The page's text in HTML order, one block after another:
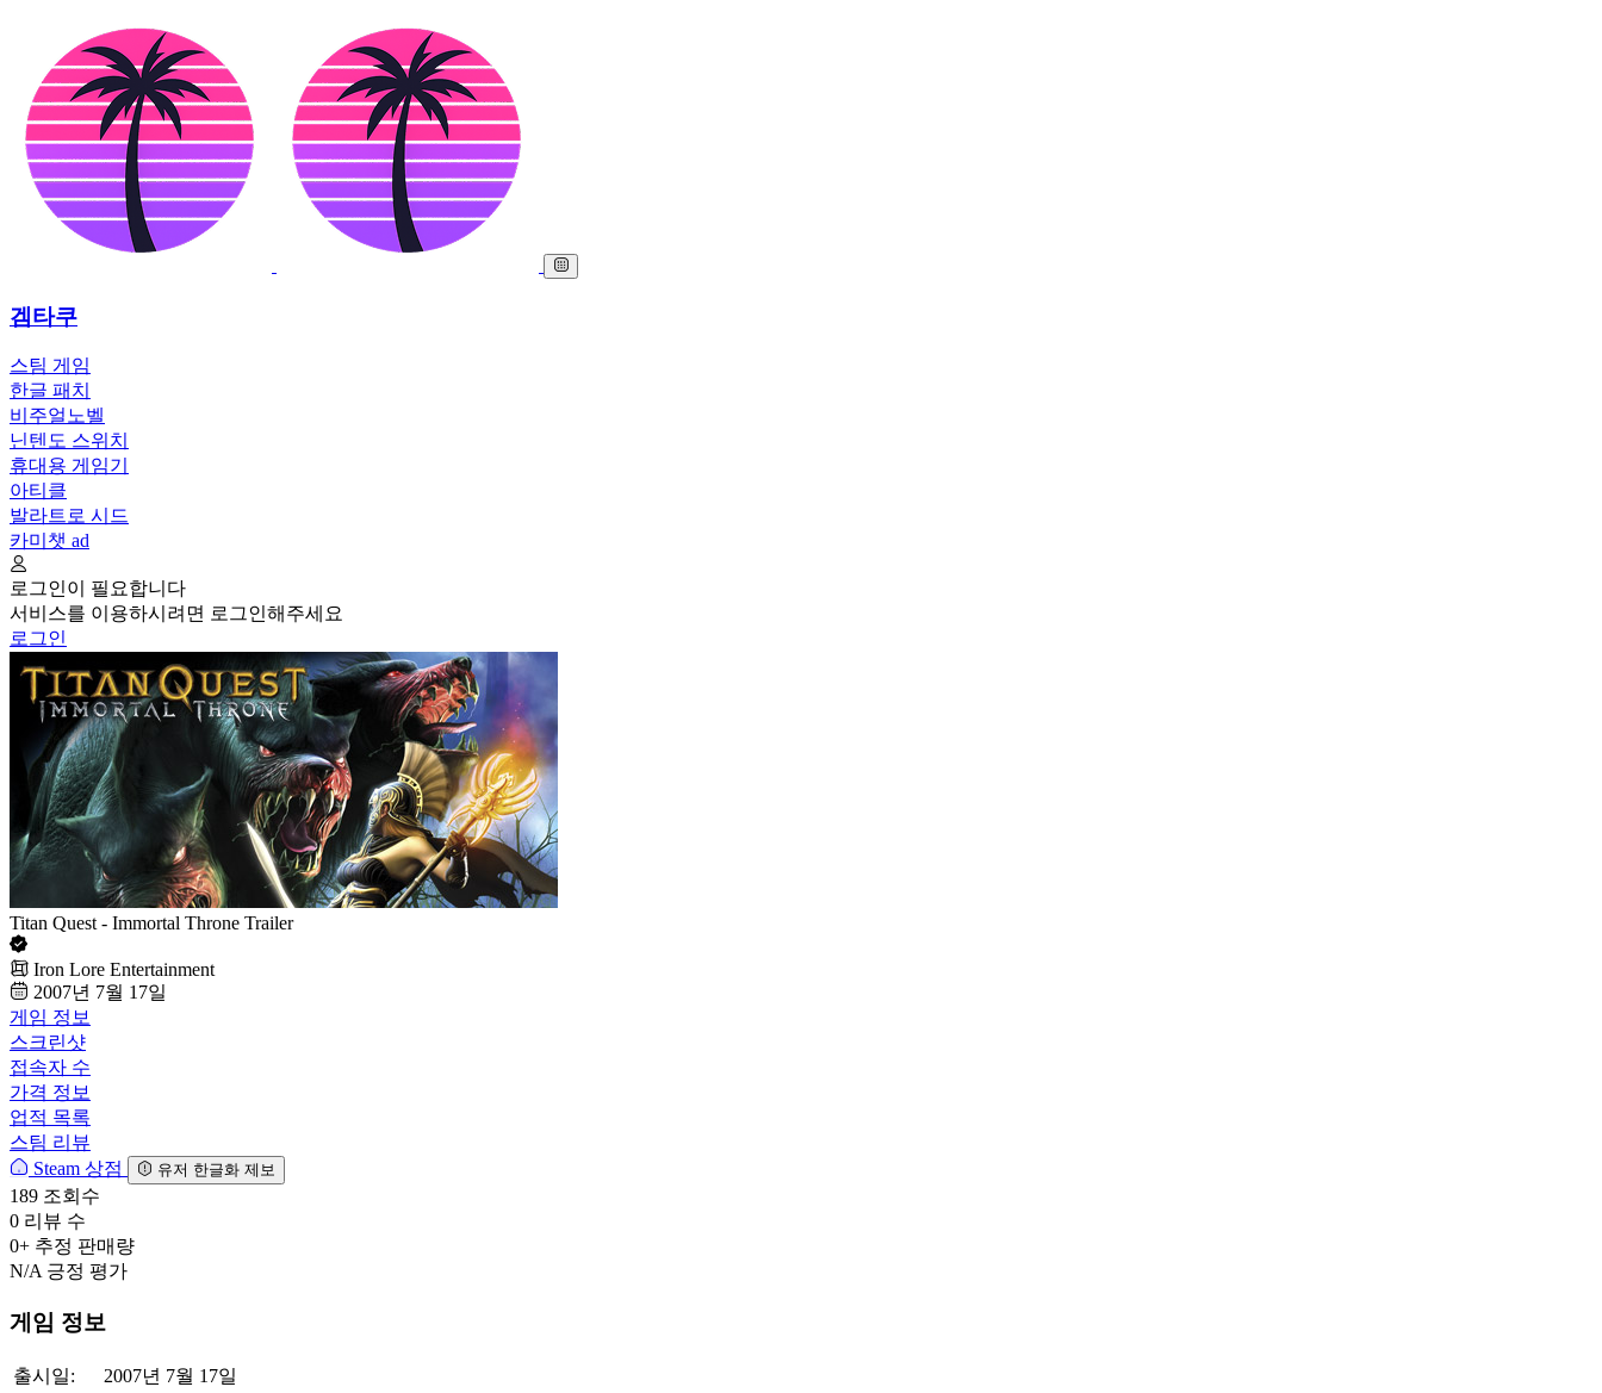
겜타쿠
스팀 게임
한글 패치
비주얼노벨
닌텐도 스위치
휴대용 게임기
아티클
발라트로 시드
카미챗 ad
로그인이 필요합니다
서비스를 이용하시려면 로그인해주세요
로그인
Titan Quest - Immortal Throne Trailer
Iron Lore Entertainment
2007년 7월 17일
게임 정보
스크린샷
접속자 수
가격 정보
업적 목록
스팀 리뷰
Steam 상점
유저 한글화 제보
189 조회수
0 리뷰 수
0+ 추정 판매량
N/A 긍정 평가
게임 정보
출시일:
2007년 7월 17일